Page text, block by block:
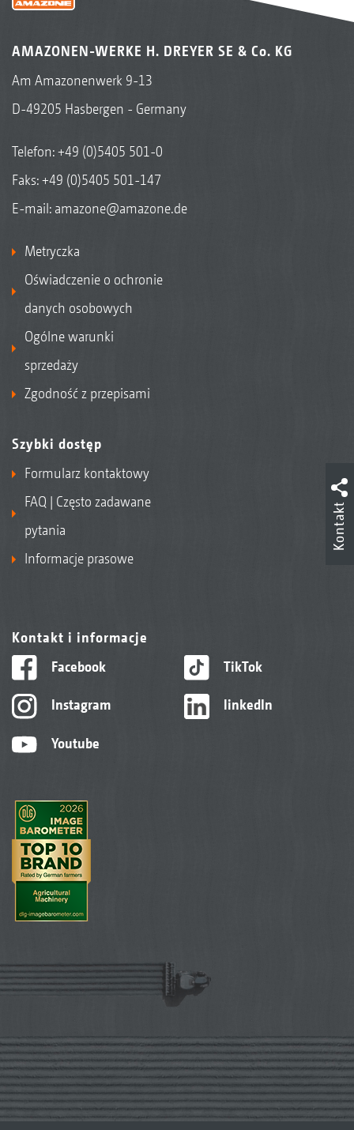
AMAZONEN-WERKE H. DREYER SE & Co. KG
Am Amazonenwerk 9-13
D-49205 Hasbergen - Germany
Telefon:+49 (0)5405 501-0
Faks: +49 (0)5405 501-147
E-mail: amazone@amazone.de
Metryczka
Oświadczenie o ochronie
danych osobowych
Ogólne warunki
sprzedaży
Zgodność z przepisami
Szybki dostęp
Formularz kontaktowy
FAQ | Często zadawane
pytania
Informacje prasowe
Kontakt i informacje
Facebook
Instagram
Youtube
TikTok
linkedIn
Kontakt